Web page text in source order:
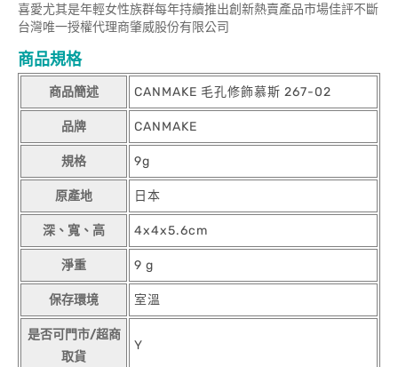
喜愛尤其是年輕女性族群每年持續推出創新熱賣產品市場佳評不斷
台灣唯一授權代理商肇威股份有限公司
商品規格
商品簡述 CANMAKE 毛孔修飾慕斯 267-02
品牌 CANMAKE
規格 9g
原產地 日本
深、寬、高 4x4x5.6cm
淨重 9 g
保存環境 室溫
是否可門市/超商
取貨
Y